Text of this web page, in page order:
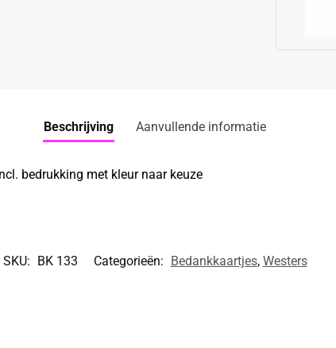
Beschrijving Aanvullende informatie
bedrukking met kleur naar keuze
SKU: BK 133 Categorieën: Bedankkaartjes, Westers